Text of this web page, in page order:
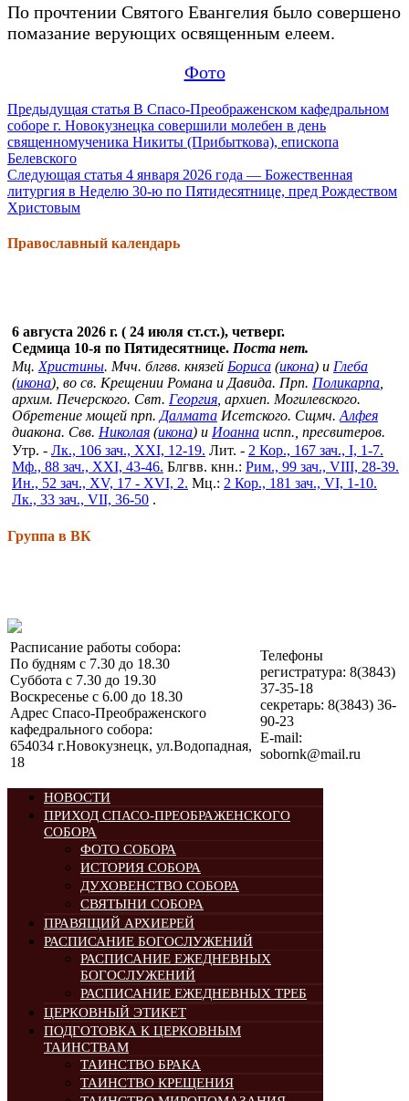
По прочтении Святого Евангелия было совершено
помазание верующих освященным елеем.
Фото
Продолжить
чтение
Предыдущая статья В Спасо-Преображенском кафедральном
соборе г. Новокузнецка совершили молебен в день
священномученика Никиты (Прибыткова), епископа
Белевского
Следующая статья 4 января 2026 года — Божественная
литургия в Неделю 30-ю по Пятидесятнице, пред Рождеством
Христовым
Православный календарь
6 августа 2026 г. ( 24 июля ст.ст.), четверг.
Седмица 10-я по Пятидесятнице. Поста нет.
Мц.Христины. Мчч. блгвв. князей Бориса (икона) и Глеба
(икона), во св. Крещении Романа и Давида. Прп. Поликарпа,
архим. Печерского. Свт. Георгия, архиеп. Могилевского.
Обретение мощей прп.Далмата Исетского. Сщмч.Алфея
диакона. Свв. Николая (икона) и Иоанна испп., пресвитеров.
Утр. - Лк., 106 зач., XXI, 12-19. Лит. - 2 Кор., 167 зач., I, 1-7.
Мф., 88 зач., XXI, 43-46. Блгвв. кнн.: Рим., 99 зач., VIII, 28-39.
Ин., 52 зач., XV, 17 - XVI, 2. Мц.: 2 Кор., 181 зач., VI, 1-10.
Лк., 33 зач., VII, 36-50 .
Группа в ВК
Расписание работы собора:
По будням с 7.30 до 18.30
Суббота с 7.30 до 19.30
Воскресенье с 6.00 до 18.30
Адрес Спасо-Преображенского
кафедрального собора:
654034 г.Новокузнецк, ул.Водопадная,
18
Телефоны
регистратура: 8(3843)
37-35-18
секретарь: 8(3843) 36-
90-23
E-mail:
sobornk@mail.ru
НОВОСТИ
ПРИХОД СПАСО-ПРЕОБРАЖЕНСКОГО
СОБОРА
ФОТО СОБОРА
ИСТОРИЯ СОБОРА
ДУХОВЕНСТВО СОБОРА
СВЯТЫНИ СОБОРА
ПРАВЯЩИЙ АРХИЕРЕЙ
РАСПИСАНИЕ БОГОСЛУЖЕНИЙ
РАСПИСАНИЕ ЕЖЕДНЕВНЫХ
БОГОСЛУЖЕНИЙ
РАСПИСАНИЕ ЕЖЕДНЕВНЫХ ТРЕБ
ЦЕРКОВНЫЙ ЭТИКЕТ
ПОДГОТОВКА К ЦЕРКОВНЫМ
ТАИНСТВАМ
ТАИНСТВО БРАКА
ТАИНСТВО КРЕЩЕНИЯ